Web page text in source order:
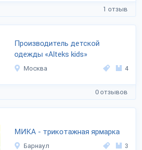
1 отзыв
Производитель детской
одежды «Alteks kids»
Москва 4
0 отзывов
МИКА - трикотажная ярмарка
Барнаул 3